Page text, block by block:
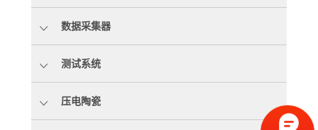
数据采集器
测试系统
压电陶瓷